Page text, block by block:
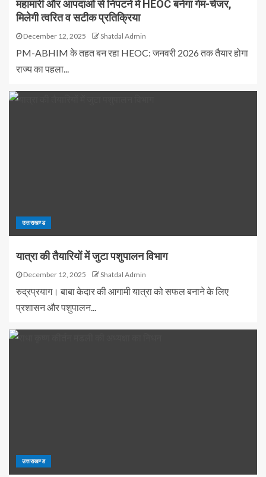
महामारी और आपदाओं से निपटने में HEOC बनेगा गेम-चेंजर,
मिलेगी त्वरित व सटीक प्रतिक्रिया
December 12, 2025 Shatdal Admin
PM-ABHIM के तहत बन रहा HEOC: जनवरी 2026 तक तैयार होगा
राज्य का पहला...
उत्तराखण्ड
यात्रा की तैयारियों में जुटा पशुपालन विभाग
December 12, 2025 Shatdal Admin
रुद्रप्रयाग। बाबा केदार की आगामी यात्रा को सफल बनाने के लिए
प्रशासन और पशुपालन...
उत्तराखण्ड